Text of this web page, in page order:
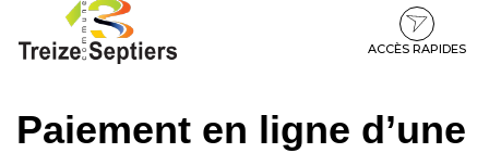
contenu
pied
ACCÈS RAPIDES
Paiement en ligne d’une